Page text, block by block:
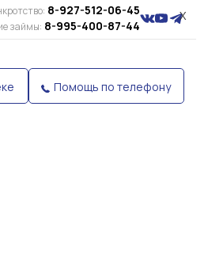
X
8-927-512-06-45
займы: 8-995-400-87-44
Помощь по телефону